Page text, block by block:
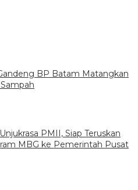
BP Batam Matangkan
PMII, Siap Teruskan
MBG ke Pemerintah Pusat